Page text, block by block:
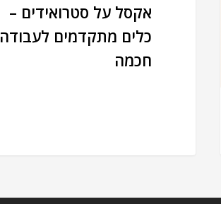
אקסל על סטרואידים –
כלים מתקדמים לעבודה
חכמה